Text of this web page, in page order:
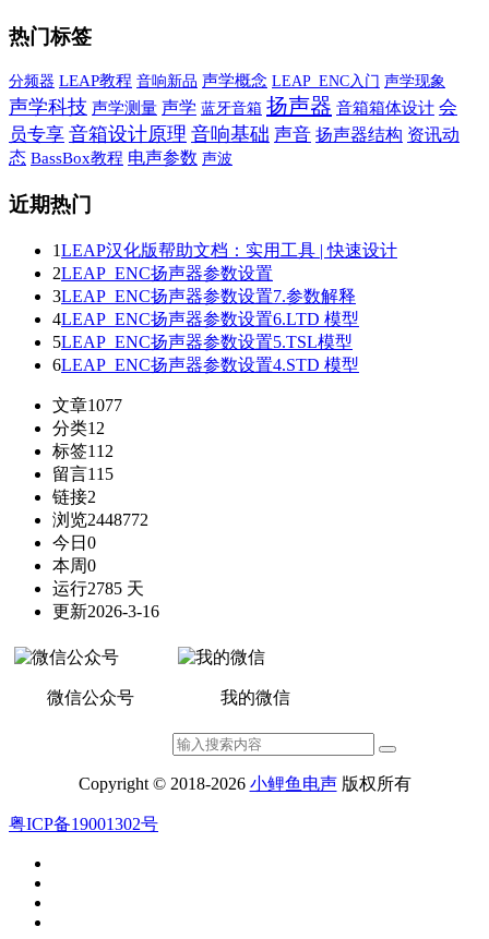
热门标签
分频器 LEAP教程 音响新品 声学概念 LEAP_ENC入门 声学现象
声学科技 声学测量 声学 蓝牙音箱 扬声器 音箱箱体设计 会
员专享 音箱设计原理 音响基础 声音 扬声器结构 资讯动
态 BassBox教程 电声参数 声波
近期热门
1LEAP汉化版帮助文档：实用工具 | 快速设计
2LEAP_ENC扬声器参数设置
3LEAP_ENC扬声器参数设置7.参数解释
4LEAP_ENC扬声器参数设置6.LTD 模型
5LEAP_ENC扬声器参数设置5.TSL模型
6LEAP_ENC扬声器参数设置4.STD 模型
文章1077
分类12
标签112
留言115
链接2
浏览2448772
今日 0
本周0
运行2785 天
更新2026-3-16
微信公众号 我的微信
Copyright © 2018-2026 小鲤鱼电声版权所有
粤ICP备19001302号